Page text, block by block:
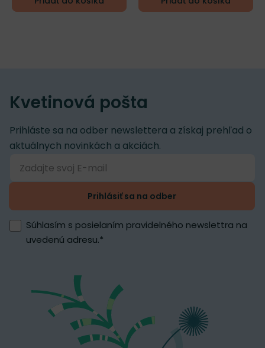
Kvetinová pošta
Prihláste sa na odber newslettera a získaj prehľad o
aktuálnych novinkách a akciách.
Prihlásiť sa na odber
Súhlasím s posielaním pravidelného newslettra na
uvedenú adresu.*